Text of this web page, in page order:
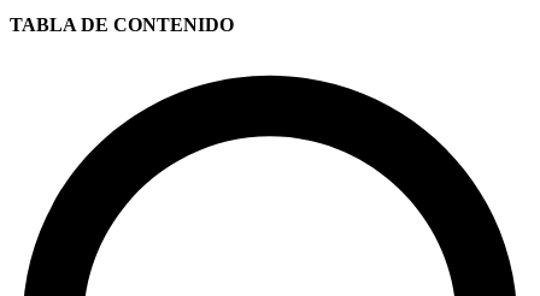
TABLA DE CONTENIDO